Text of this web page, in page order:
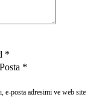
*
*
e-posta adresimi ve web site